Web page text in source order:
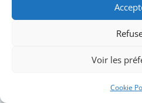
Voir les
Cookie